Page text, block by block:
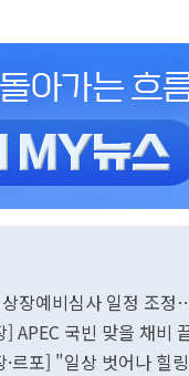
장예비심사 일정 조
APEC 국빈 맞을 채비
·르포] "일상 벗어나 힐